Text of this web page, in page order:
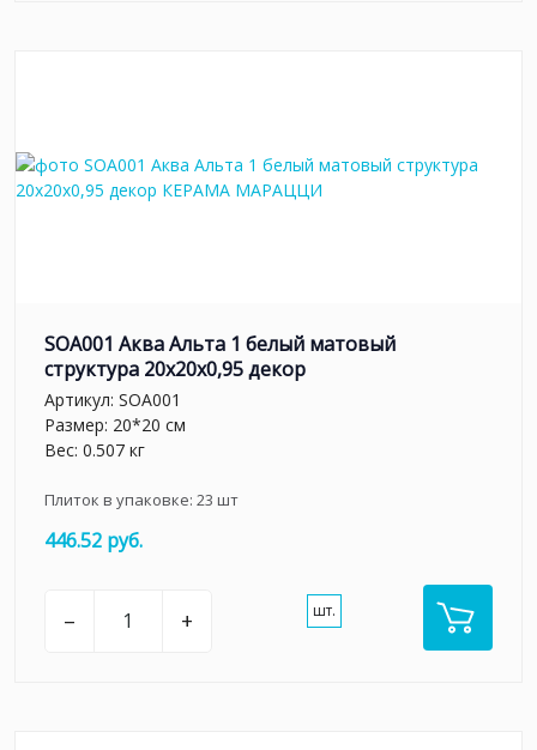
SOA001 Аква Альта 1 белый матовый
структура 20x20x0,95 декор
Артикул: SOA001
Размер: 20*20 см
Вес: 0.507 кг
Плиток в упаковке: 23 шт
446.52 руб.
– + шт.